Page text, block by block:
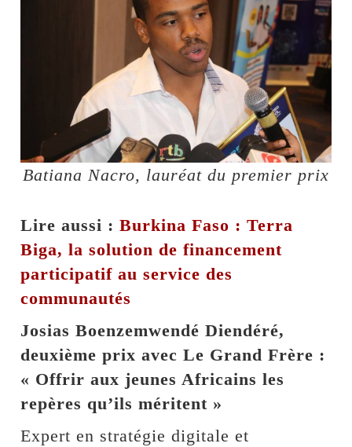
Batiana Nacro, lauréat du premier prix
Lire aussi :Burkina Faso : Terra
Biga, la solution de financement
participatif au service des
communautés
Josias Boenzemwendé Diendéré,
deuxième prix avec Le Grand Frère :
« Offrir aux jeunes Africains les
repères qu’ils méritent »
Expert en stratégie digitale et